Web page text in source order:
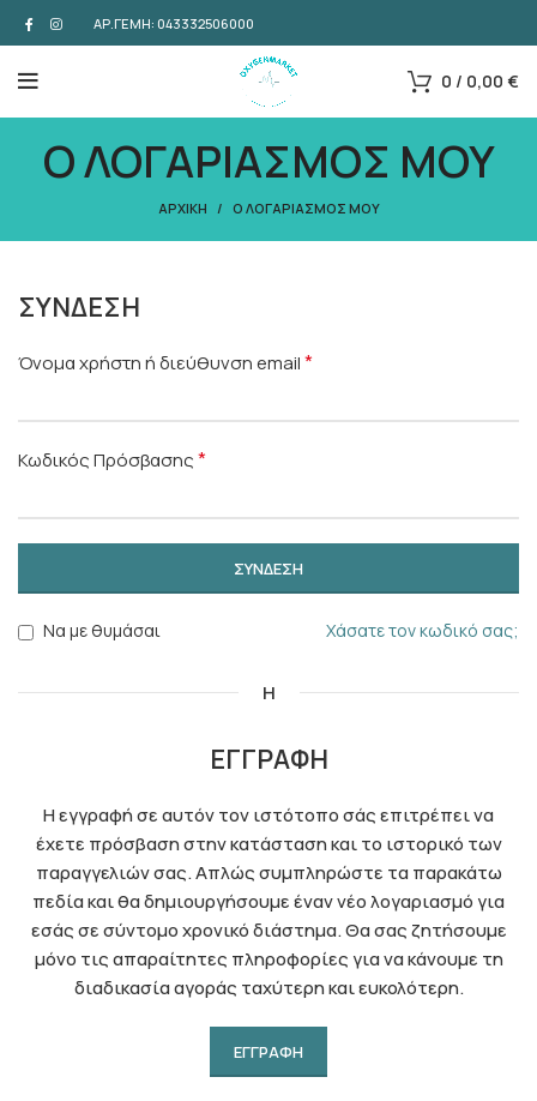
ΑΡ.ΓΕΜΗ: 043332506000
0 / 0,00 €
Ο ΛΟΓΑΡΙΑΣΜΟΣ ΜΟΥ
ΑΡΧΙΚΗ Ο ΛΟΓΑΡΙΑΣΜΟΣ ΜΟΥ
ΣΥΝΔΕΣΗ
Όνομα χρήστη ή διεύθυνση email*
Κωδικός Πρόσβασης*
ΣΥΝΔΕΣΗ
Χάσατε τον κωδικό σας;
Να με θυμάσαι
Η
ΕΓΓΡΑΦΗ
Η εγγραφή σε αυτόν τον ιστότοπο σάς επιτρέπει να
έχετε πρόσβαση στην κατάσταση και το ιστορικό των
παραγγελιών σας. Απλώς συμπληρώστε τα παρακάτω
πεδία και θα δημιουργήσουμε έναν νέο λογαριασμό για
εσάς σε σύντομο χρονικό διάστημα. Θα σας ζητήσουμε
μόνο τις απαραίτητες πληροφορίες για να κάνουμε τη
διαδικασία αγοράς ταχύτερη και ευκολότερη.
ΕΓΓΡΑΦΗ